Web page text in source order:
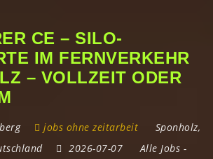
CE – SILO-
IM FERNVERKEHR
– VOLLZEIT ODER
jobs ohne zeitarbeit Sponholz,
2026-07-07 Alle Jobs -